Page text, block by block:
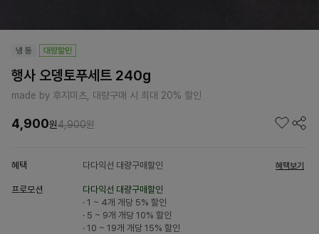
행사 오뎅토푸세트 240g
made by 후지미츠, 대량구매 시 최대 20% 할인
4,900원4,900원
혜택 다다익선 대량구매할인 혜택보기
프로모션
다다익선 대량구매할인
· 1 ~ 4개 개당 5% 할인
· 5 ~ 9개 개당 10% 할인
· 10 ~ 19개 개당 15% 할인